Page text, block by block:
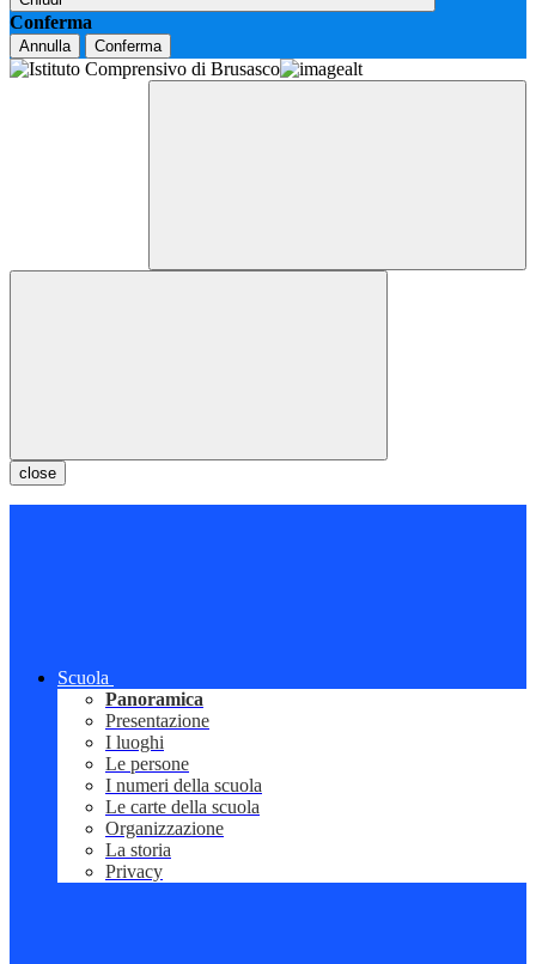
Conferma
Annulla Conferma
close
Scuola
Panoramica
Presentazione
I luoghi
Le persone
I numeri della scuola
Le carte della scuola
Organizzazione
La storia
Privacy